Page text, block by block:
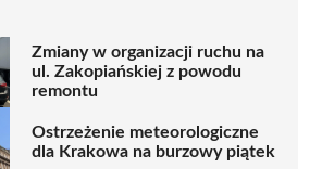
Zmiany w organizacji ruchu na
ul. Zakopiańskiej z powodu
remontu
Ostrzeżenie meteorologiczne
dla Krakowa na burzowy piątek